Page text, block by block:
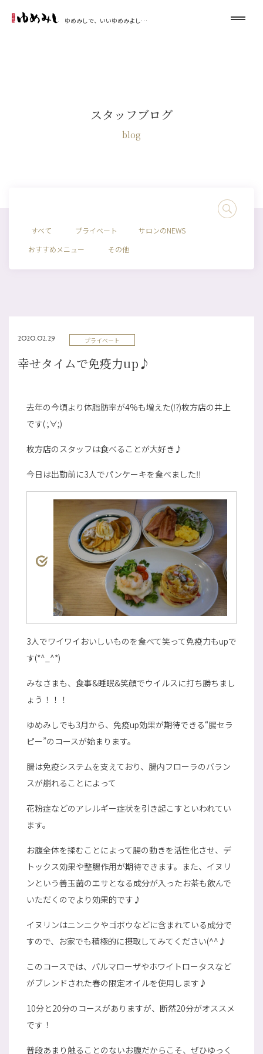
ゆめみしで、いいゆめみよし…
スタッフブログ
blog
すべて プライベート
サロンのNEWS
おすすめメニュー
その他
2020.02.29 プライベート
幸せタイムで免疫力up♪
去年の今頃より体脂肪率が4%も増えた(⁉)枚方店の井上
です( ;∀;)
枚方店のスタッフは食べることが大好き♪
今日は出勤前に3人でパンケーキを食べました‼
3人でワイワイおいしいものを食べて笑って免疫力もupで
す(*^_^*)
みなさまも、食事&睡眠&笑顔でウイルスに打ち勝ちまし
ょう！！！
ゆめみしでも3月から、免疫up効果が期待できる“腸セラ
ピー”のコースが始まります。
腸は免疫システムを支えており、腸内フローラのバラン
スが崩れることによって
花粉症などのアレルギー症状を引き起こすといわれてい
ます。
お腹全体を揉むことによって腸の動きを活性化させ、デ
トックス効果や整腸作用が期待できます。また、イヌリ
ンという善玉菌のエサとなる成分が入ったお茶も飲んで
いただくのでより効果的です♪
イヌリンはニンニクやゴボウなどに含まれている成分で
すので、お家でも積極的に摂取してみてください(^^♪
このコースでは、パルマローザやホワイトロータスなど
がブレンドされた春の限定オイルを使用します♪
10分と20分のコースがありますが、断然20分がオススメ
です！
普段あまり触ることのないお腹だからこそ、ぜひゆっく